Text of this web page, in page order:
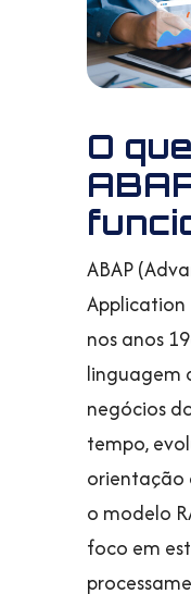
O
ABAP
Application
nos anos
linguagem
negócios
tempo,
orientação
o modelo
foco em